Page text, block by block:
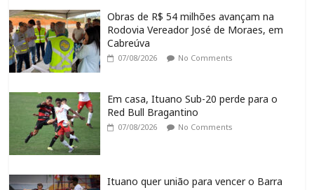
Obras de R$ 54 milhões avançam na
Rodovia Vereador José de Moraes, em
Cabreúva
07/08/2026 No Comments
Em casa, Ituano Sub-20 perde para o
Red Bull Bragantino
07/08/2026 No Comments
Ituano quer união para vencer o Barra